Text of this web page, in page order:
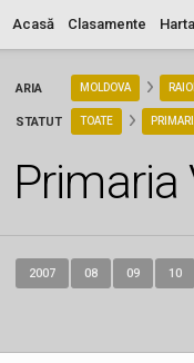
Acasă Clasamente Harta
ARIA
STATUT
MOLDOVA
TOATE
Primaria
2007 08 09 10